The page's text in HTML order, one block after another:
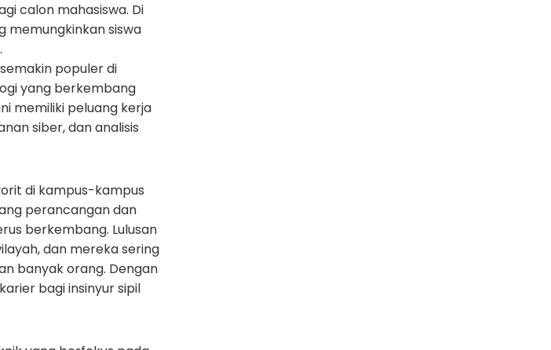
calon mahasiswa. Di
memungkinkan siswa
populer di
yang berkembang
memiliki peluang kerja
siber, dan analisis
di kampus-kampus
perancangan dan
berkembang. Lulusan
dan mereka sering
banyak orang. Dengan
bagi insinyur sipil